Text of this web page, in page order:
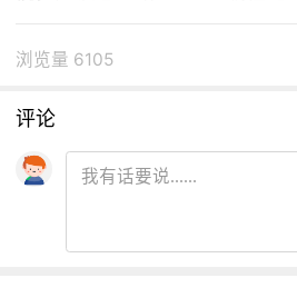
浏览量 6105
评论